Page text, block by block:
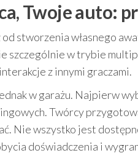
Twoje auto:
od stworzenia własnego
szczególnie w trybie
z innymi graczami.
w garażu. Najpierw
Twórcy
Nie wszystko jest
doświadczenia i